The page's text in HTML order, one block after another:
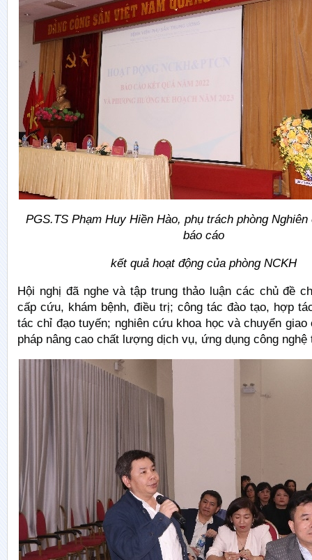
PGS.TS Phạm Huy Hiền Hào, phụ trách phòng
báo cáo
kết quả hoạt động của phòng NCKH
Hội nghị đã nghe và tập trung thảo luận các chủ đề
cấp cứu, khám bệnh, điều trị; công tác đào tạo, hợp
tác chỉ đạo tuyến; nghiên cứu khoa học và chuyển giao
pháp nâng cao chất lượng dịch vụ, ứng dụng công